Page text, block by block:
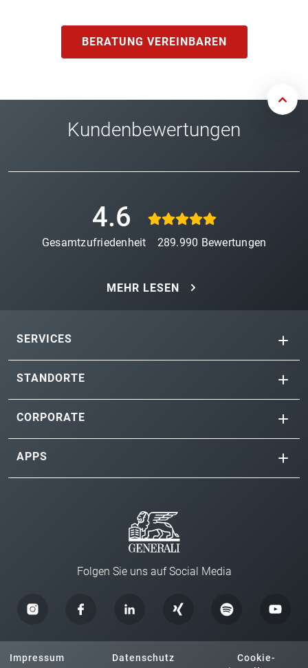
BERATUNG VEREINBAREN
Kundenbewertungen
4.6
Gesamtzufriedenheit 289.990 Bewertungen
MEHR LESEN
SERVICES
STANDORTE
CORPORATE
APPS
Folgen Sie uns auf Social Media
Impressum Datenschutz
Cookie-